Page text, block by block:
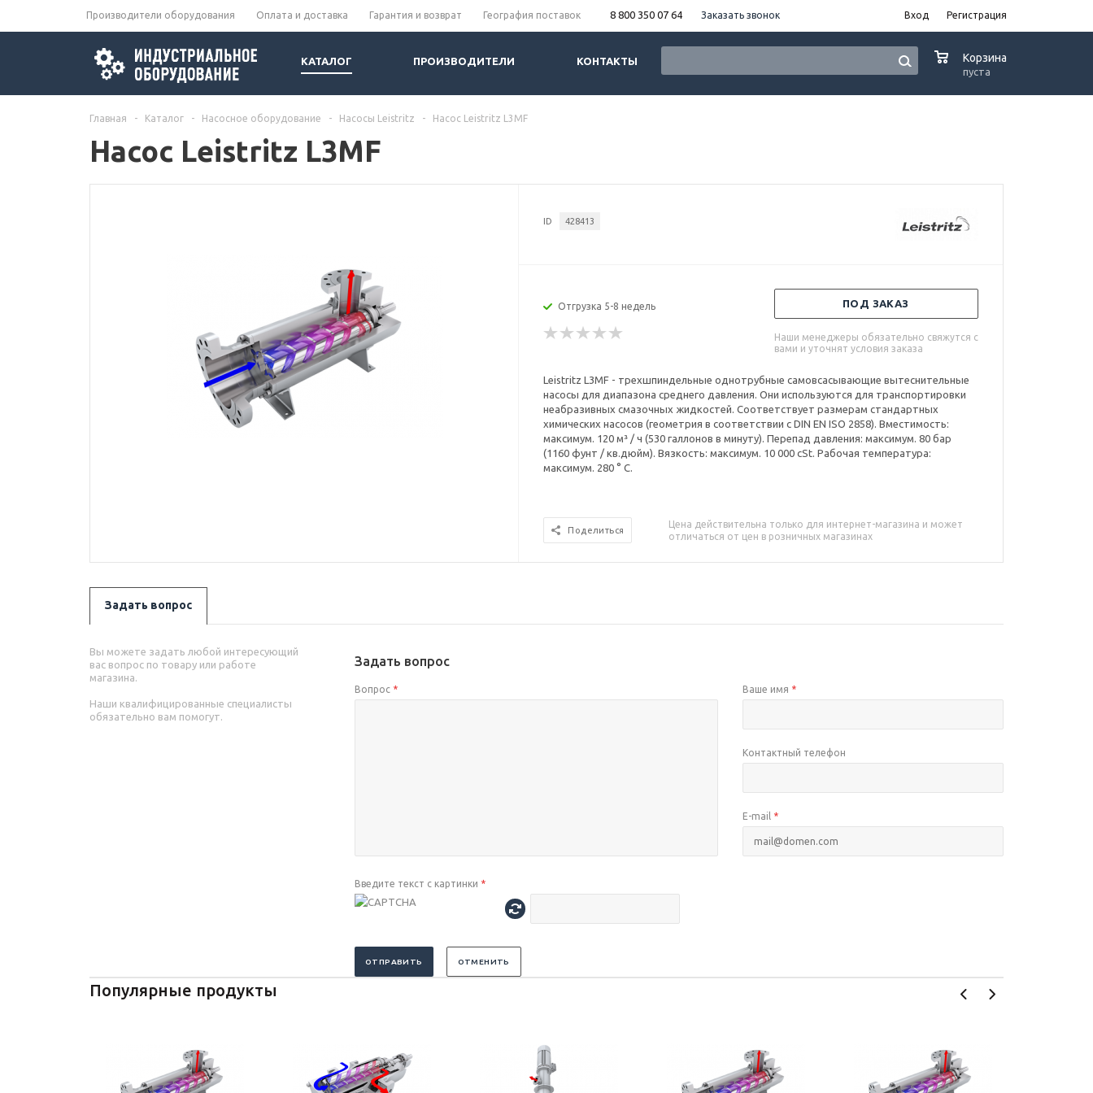
Производители оборудования Оплата и доставка Гарантия и возврат География поставок 8 800 350 07 64 Заказать звонок Вход Регистрация
КАТАЛОГ ПРОИЗВОДИТЕЛИ КОНТАКТЫ Корзина
пуста
Главная - Каталог - Насосное оборудование - Насосы Leistritz - Насос Leistritz L3MF
Насос Leistritz L3MF
ID 428413
Отгрузка 5-8 недель ПОД ЗАКАЗ
Наши менеджеры обязательно свяжутся с
вами и уточнят условия заказа
Leistritz L3MF - трехшпиндельные однотрубные самовсасывающие вытеснительные
насосы для диапазона среднего давления. Они используются для транспортировки
неабразивных смазочных жидкостей. Соответствует размерам стандартных
химических насосов (геометрия в соответствии с DIN EN ISO 2858). Вместимость:
максимум. 120 м³ / ч (530 галлонов в минуту). Перепад давления: максимум. 80 бар
(1160 фунт / кв.дюйм). Вязкость: максимум. 10 000 cSt. Рабочая температура:
максимум. 280 ° C.
Поделиться
Цена действительна только для интернет-магазина и может
отличаться от цен в розничных магазинах
Задать вопрос
Вы можете задать любой интересующий
вас вопрос по товару или работе
магазина.
Наши квалифицированные специалисты
обязательно вам помогут.
Задать вопрос
Вопрос * Ваше имя *
Контактный телефон
E-mail *
Введите текст с картинки *
ОТПРАВИТЬ ОТМЕНИТЬ
Популярные продукты